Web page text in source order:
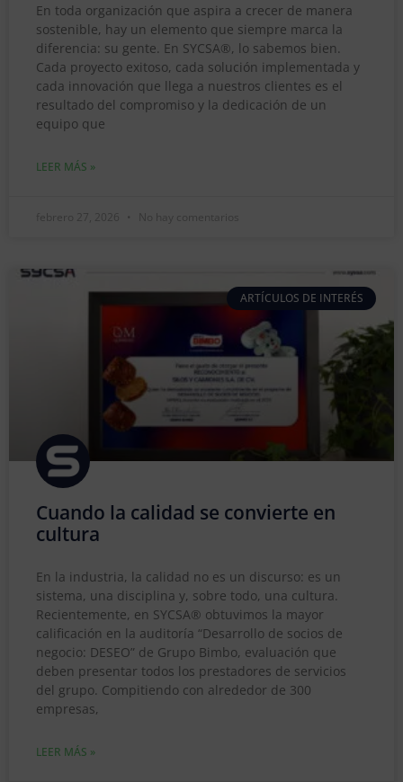
En toda organización que aspira a crecer de manera
sostenible, hay un elemento que siempre marca la
diferencia: su gente. En SYCSA®, lo sabemos bien.
Cada proyecto exitoso, cada solución implementada y
cada innovación que llega a nuestros clientes es el
resultado del compromiso y la dedicación de un
equipo que
LEER MÁS »
febrero 27, 2026 No hay comentarios
ARTÍCULOS DE INTERÉS
Cuando la calidad se convierte en
cultura
En la industria, la calidad no es un discurso: es un
sistema, una disciplina y, sobre todo, una cultura.
Recientemente, en SYCSA® obtuvimos la mayor
calificación en la auditoría “Desarrollo de socios de
negocio: DESEO” de Grupo Bimbo, evaluación que
deben presentar todos los prestadores de servicios
del grupo. Compitiendo con alrededor de 300
empresas,
LEER MÁS »